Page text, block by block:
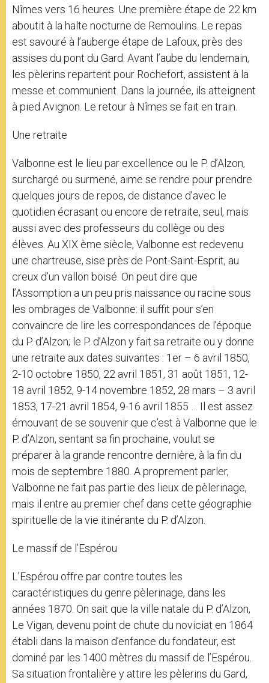
Nîmes vers 16 heures. Une première étape de 22 km
aboutit à la halte nocturne de Remoulins. Le repas
est savouré à l’auberge étape de Lafoux, près des
assises du pont du Gard. Avant l’aube du lendemain,
les pèlerins repartent pour Rochefort, assistent à la
messe et communient. Dans la journée, ils atteignent
à pied Avignon. Le retour à Nîmes se fait en train.
Une retraite
Valbonne est le lieu par excellence ou le P. d’Alzon,
surchargé ou surmené, aime se rendre pour prendre
quelques jours de repos, de distance d’avec le
quotidien écrasant ou encore de retraite, seul, mais
aussi avec des professeurs du collège ou des
élèves. Au XIX ème siècle, Valbonne est redevenu
une chartreuse, sise près de Pont-Saint-Esprit, au
creux d’un vallon boisé. On peut dire que
l’Assomption a un peu pris naissance ou racine sous
les ombrages de Valbonne: il suffit pour s’en
convaincre de lire les correspondances de l’époque
du P. d’Alzon; le P. d’Alzon y fait sa retraite ou y donne
une retraite aux dates suivantes : 1er – 6 avril 1850,
2-10 octobre 1850, 22 avril 1851, 31 août 1851, 12-
18 avril 1852, 9-14 novembre 1852, 28 mars – 3 avril
1853, 17-21 avril 1854, 9-16 avril 1855 … Il est assez
émouvant de se souvenir que c’est à Valbonne que le
P. d’Alzon, sentant sa fin prochaine, voulut se
préparer à la grande rencontre dernière, à la fin du
mois de septembre 1880. A proprement parler,
Valbonne ne fait pas partie des lieux de pèlerinage,
mais il entre au premier chef dans cette géographie
spirituelle de la vie itinérante du P. d’Alzon.
Le massif de l’Espérou
L’Espérou offre par contre toutes les
caractéristiques du genre pèlerinage, dans les
années 1870. On sait que la ville natale du P. d’Alzon,
Le Vigan, devenu point de chute du noviciat en 1864
établi dans la maison d’enfance du fondateur, est
dominé par les 1400 mètres du massif de l’Espérou.
Sa situation frontalière y attire les pèlerins du Gard,